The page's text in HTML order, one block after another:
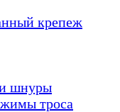
крепеж
шнуры
троса